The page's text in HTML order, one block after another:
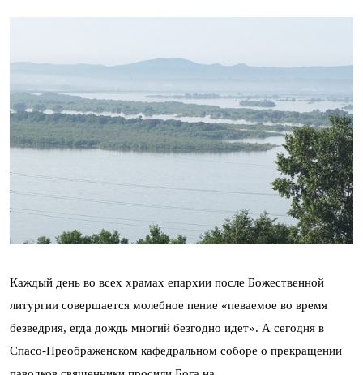
Каждый день во всех храмах епархии после Божественной
литургии совершается молебное пение «певаемое во время
безведрия, егда дождь многий безгодно идет». А сегодня в
Спасо-Преображенском кафедральном соборе о прекращении